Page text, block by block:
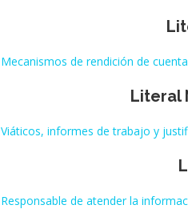
Mecanismos de rendición de
Literal
Viáticos, informes de trabajo y
Responsable de atender la